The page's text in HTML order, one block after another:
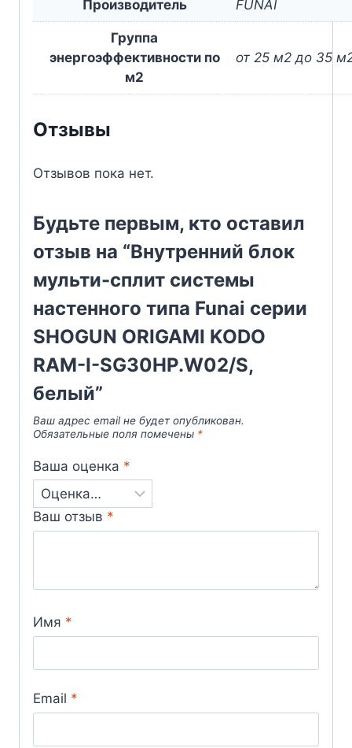
Производитель FUNAI
Группа
энергоэффективности по
м2
от 25 м2 до 35
Отзывы
Отзывов пока нет.
Будьте первым, кто оставил
отзыв на “Внутренний блок
мульти-сплит системы
настенного типа Funai серии
SHOGUN ORIGAMI KODO
RAM-I-SG30HP.W02/S,
белый”
Ваш адрес email не будет опубликован.
Обязательные поля помечены *
Ваша оценка *
Ваш отзыв *
Имя *
Email *